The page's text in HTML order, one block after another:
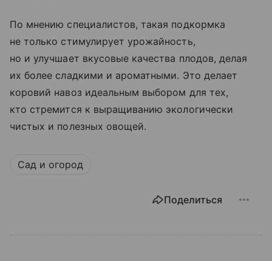
По мнению специалистов, такая подкормка
не только стимулирует урожайность,
но и улучшает вкусовые качества плодов, делая
их более сладкими и ароматными. Это делает
коровий навоз идеальным выбором для тех,
кто стремится к выращиванию экологически
чистых и полезных овощей.
Сад и огород
Поделиться